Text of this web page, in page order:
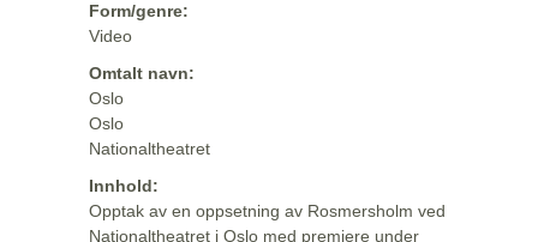
Form/genre:
Video
Omtalt navn:
Oslo
Oslo
Nationaltheatret
Innhold:
Opptak av en oppsetning av Rosmersholm ved
Nationaltheatret i Oslo med premiere under